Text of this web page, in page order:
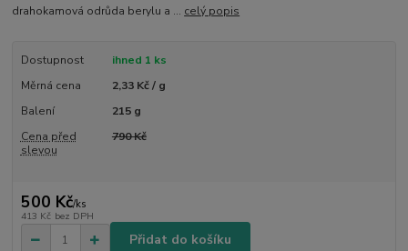
drahokamová odrůda berylu a ... celý popis
Dostupnost
ihned 1 ks
Měrná cena
2,33 Kč / g
Balení
215 g
Cena před
slevou
790 Kč
500 Kč/ks
413 Kč bez DPH
Přidat do košíku